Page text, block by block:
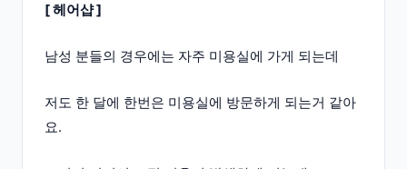
[ 헤어샵 ]
남성 분들의 경우에는 자주 미용실에 가게 되는데
저도 한 달에 한번은 미용실에 방문하게 되는거 같아
요.